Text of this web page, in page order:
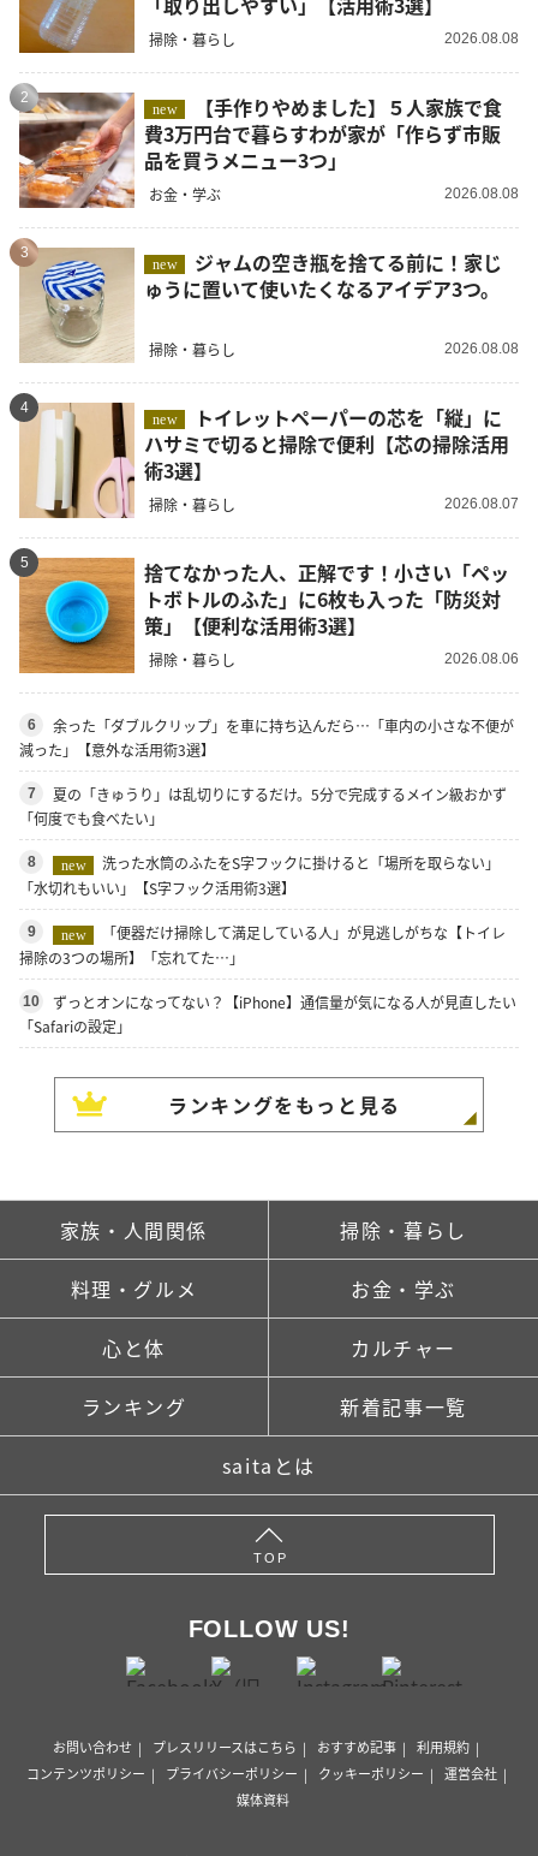
掃除・暮らし 2026.08.08
2
new
費3万円台で暮らすわが家が「作らず市販
品を買うメニュー3つ」
お金・学ぶ 2026.08.08
3
new
ゅうに置いて使いたくなるアイデア3つ。
掃除・暮らし 2026.08.08
4
new
ハサミで切ると掃除で便利【芯の掃除活用
術3選】
掃除・暮らし 2026.08.07
5
捨てなかった人、正解です！小さい「ペッ
トボトルのふた」に6枚も入った「防災対
策」【便利な活用術3選】
掃除・暮らし 2026.08.06
6
余った「ダブルクリップ」を車に持ち込んだら…「車内の小さな不便が
減った」【意外な活用術3選】
7
夏の「きゅうり」は乱切りにするだけ。5分で完成するメイン級おかず
「何度でも食べたい」
8 new
洗った水筒のふたをS字フックに掛けると「場所を取らない」
「水切れもいい」【S字フック活用術3選】
9 new
「便器だけ掃除して満足している人」が見逃しがちな【トイレ
掃除の3つの場所】「忘れてた…」
10
ずっとオンになってない？【iPhone】通信量が気になる人が見直したい
「Safariの設定」
ランキングをもっと見る
家族・人間関係 掃除・暮らし
料理・グルメ お金・学ぶ
心と体 カルチャー
ランキング 新着記事一覧
saitaとは
TOP
FOLLOW US!
お問い合わせ プレスリリースはこちら おすすめ記事
利用規約
コンテンツポリシー
プライバシーポリシー クッキーポリシー
運営会社
媒体資料